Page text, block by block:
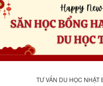
TƯ VẤN DU HỌC NHẬT